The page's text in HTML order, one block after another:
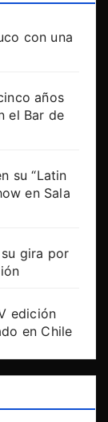
con una
años
el Bar de
su “Latin
en Sala
gira por
edición
en Chile